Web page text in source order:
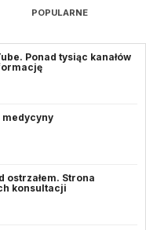
POPULARNE
Ponad tysiąc kanałów
medycyny
ostrzałem. Strona
konsultacji